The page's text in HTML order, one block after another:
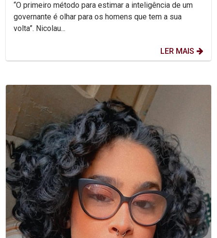
“O primeiro método para estimar a inteligência de um
governante é olhar para os homens que tem a sua
volta”. Nicolau...
LER MAIS